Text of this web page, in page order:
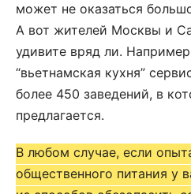
может не оказаться
А вот жителей Москвы и
удивите вряд ли.
“вьетнамская кухня”
более 450 заведений, в
предлагается.
В любом случае, если
общественного питания у